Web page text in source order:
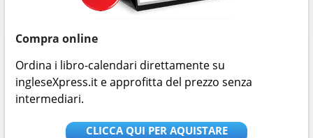
Compra online
Ordina i libro-calendari direttamente su
ingleseXpress.it e approfitta del prezzo senza
intermediari.
CLICCA QUI PER AQUISTARE